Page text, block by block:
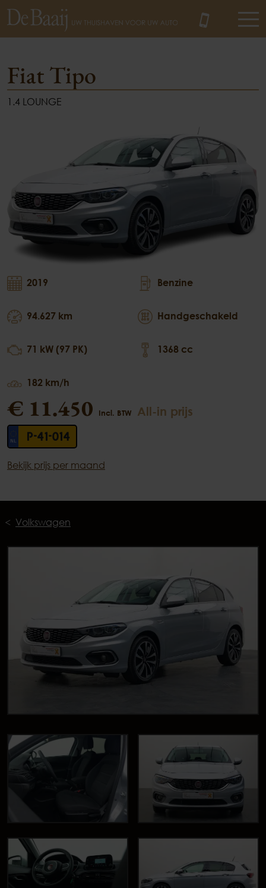
Fiat Tipo
1.4 LOUNGE
2019
94.627 km
71 kW (97 PK)
182 km/h
Benzine
Handgeschakeld
1368 cc
€ 11.450 Incl. BTW All-in prijs
P-41-014
Bekijk prijs per maand
Volkswagen